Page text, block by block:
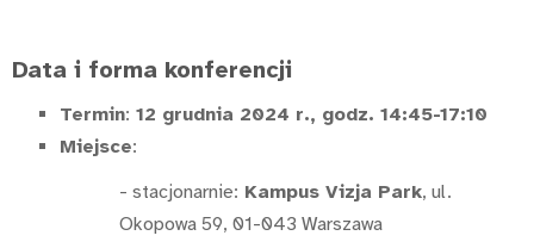
Data i forma konferencji
Termin: 12 grudnia 2024 r., godz. 14:45-17:10
Miejsce:
- stacjonarnie: Kampus Vizja Park, ul.
Okopowa 59, 01-043 Warszawa